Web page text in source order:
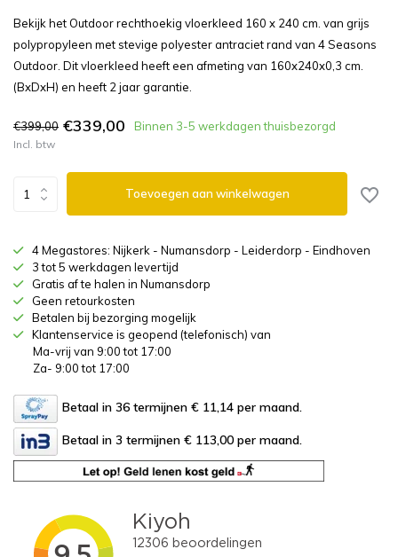
Bekijk het Outdoor rechthoekig vloerkleed 160 x 240 cm. van grijs
polypropyleen met stevige polyester antraciet rand van 4 Seasons
Outdoor. Dit vloerkleed heeft een afmeting van 160x240x0,3 cm.
(BxDxH) en heeft 2 jaar garantie.
€399,00 €339,00 Binnen 3-5 werkdagen thuisbezorgd
Incl. btw
Toevoegen aan winkelwagen
4 Megastores: Nijkerk - Numansdorp - Leiderdorp - Eindhoven
3 tot 5 werkdagen levertijd
Gratis af te halen in Numansdorp
Geen retourkosten
Betalen bij bezorging mogelijk
Klantenservice is geopend (telefonisch) van
Ma-vrij van 9:00 tot 17:00
Za- 9:00 tot 17:00
Betaal in 36 termijnen € 11,14 per maand.
Betaal in 3 termijnen € 113,00 per maand.